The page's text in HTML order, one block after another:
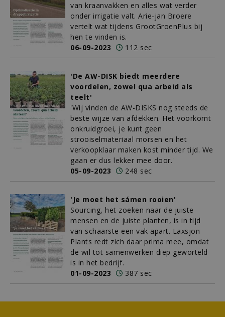
van kraanvakken en alles wat verder
onder irrigatie valt. Arie-jan Broere
vertelt wat tijdens GrootGroenPlus bij
hen te vinden is.
06-09-2023
112 sec
'De AW-DISK biedt meerdere
voordelen, zowel qua arbeid als
teelt'
'Wij vinden de AW-DISKS nog steeds de
beste wijze van afdekken. Het voorkomt
onkruidgroei, je kunt geen
strooiselmateriaal morsen en het
verkoopklaar maken kost minder tijd. We
gaan er dus lekker mee door.'
05-09-2023
248 sec
'Je moet het sámen rooien'
Sourcing, het zoeken naar de juiste
mensen en de juiste planten, is in tijd
van schaarste een vak apart. Laxsjon
Plants redt zich daar prima mee, omdat
de wil tot samenwerken diep geworteld
is in het bedrijf.
01-09-2023
387 sec